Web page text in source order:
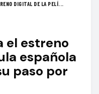
DIGITAL DE LA PELÍ...
el estreno
española
paso por